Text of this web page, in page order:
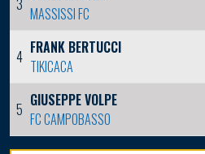
3 MASSISSI FC
4 FRANK BERTUCCI
TIKICACA
5 GIUSEPPE VOLPE
FC CAMPOBASSO